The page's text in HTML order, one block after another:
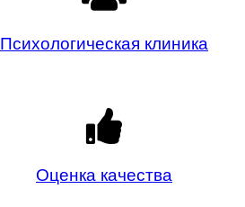
Психологическая клиника
Оценка качества